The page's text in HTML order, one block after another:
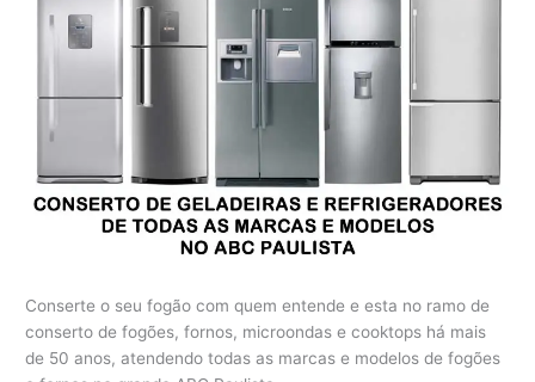
Conserte o seu fogão com quem entende e esta no ramo de
conserto de fogões, fornos, microondas e cooktops há mais
de 50 anos, atendendo todas as marcas e modelos de fogões